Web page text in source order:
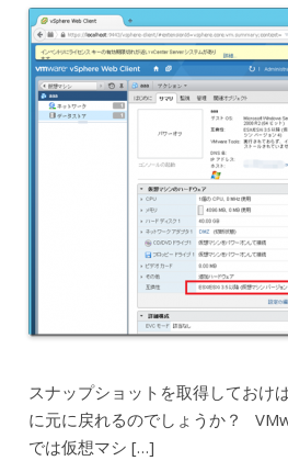
スナップショットを取得しておけ
に元に戻れるのでしょうか？
では仮想マシ […]